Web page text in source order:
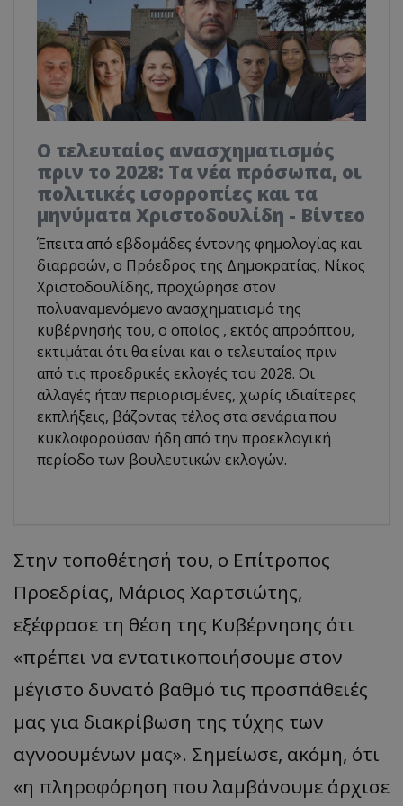
Ο τελευταίος ανασχηματισμός
πριν το 2028: Τα νέα πρόσωπα, οι
πολιτικές ισορροπίες και τα
μηνύματα Χριστοδουλίδη - Βίντεο
Έπειτα από εβδομάδες έντονης φημολογίας και
διαρροών, ο Πρόεδρος της Δημοκρατίας, Νίκος
Χριστοδουλίδης, προχώρησε στον
πολυαναμενόμενο ανασχηματισμό της
κυβέρνησής του, ο οποίος , εκτός απροόπτου,
εκτιμάται ότι θα είναι και ο τελευταίος πριν
από τις προεδρικές εκλογές του 2028. Οι
αλλαγές ήταν περιορισμένες, χωρίς ιδιαίτερες
εκπλήξεις, βάζοντας τέλος στα σενάρια που
κυκλοφορούσαν ήδη από την προεκλογική
περίοδο των βουλευτικών εκλογών.
Στην τοποθέτησή του, ο Επίτροπος
Προεδρίας, Μάριος Χαρτσιώτης,
εξέφρασε τη θέση της Κυβέρνησης ότι
«πρέπει να εντατικοποιήσουμε στον
μέγιστο δυνατό βαθμό τις προσπάθειές
μας για διακρίβωση της τύχης των
αγνοουμένων μας». Σημείωσε, ακόμη, ότι
«η πληροφόρηση που λαμβάνουμε άρχισε